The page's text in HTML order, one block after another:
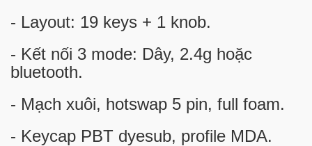
- Layout: 19 keys + 1 knob.
- Kết nối 3 mode: Dây, 2.4g hoặc
bluetooth.
- Mạch xuôi, hotswap 5 pin, full foam.
- Keycap PBT dyesub, profile MDA.